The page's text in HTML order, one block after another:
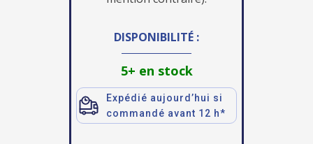
DISPONIBILITÉ :
5+ en stock
Expédié aujourd’hui si
commandé avant 12 h*